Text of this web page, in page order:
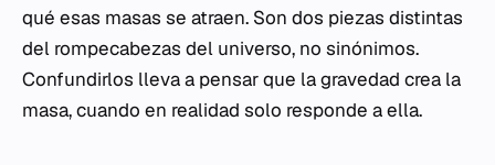
qué esas masas se atraen. Son dos piezas distintas
del rompecabezas del universo, no sinónimos.
Confundirlos lleva a pensar que la gravedad crea la
masa, cuando en realidad solo responde a ella.